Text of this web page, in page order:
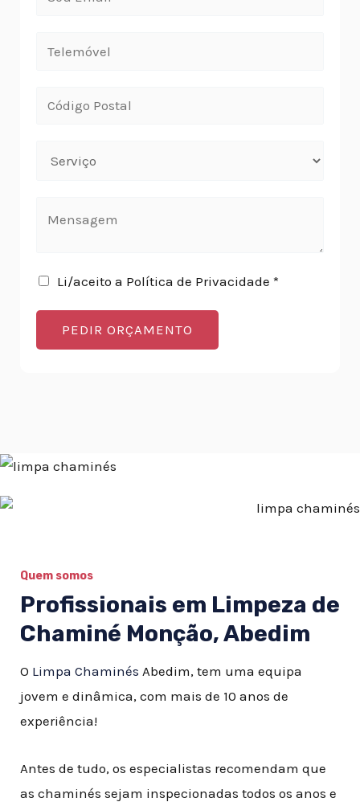
Li/aceito a Política de Privacidade *
PEDIR ORÇAMENTO
Quem somos
Profissionais em Limpeza de
Chaminé Monção, Abedim
O Limpa Chaminés Abedim, tem uma equipa
jovem e dinâmica, com mais de 10 anos de
experiência!
Antes de tudo, os especialistas recomendam que
as chaminés sejam inspecionadas todos os anos e